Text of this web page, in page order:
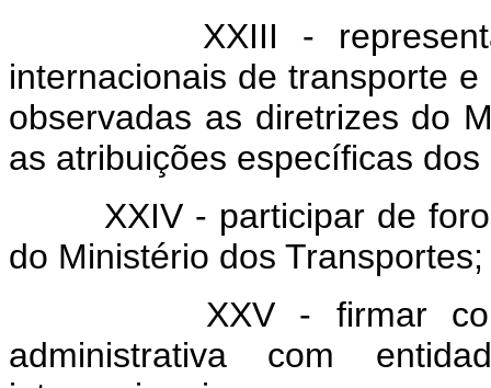
XXIII - representar o
internacionais de transporte
observadas as diretrizes do
as atribuições específicas
XXIV - participar de foros
do Ministério dos Transportes;
XXV - firmar
administrativa com